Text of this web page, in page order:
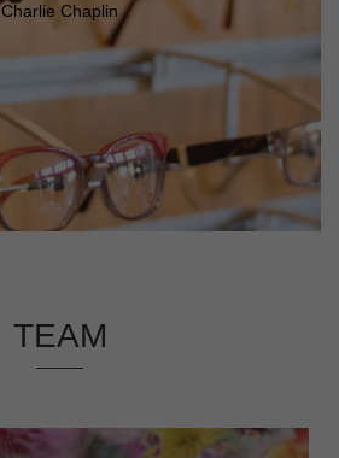
Charlie Chaplin
TEAM